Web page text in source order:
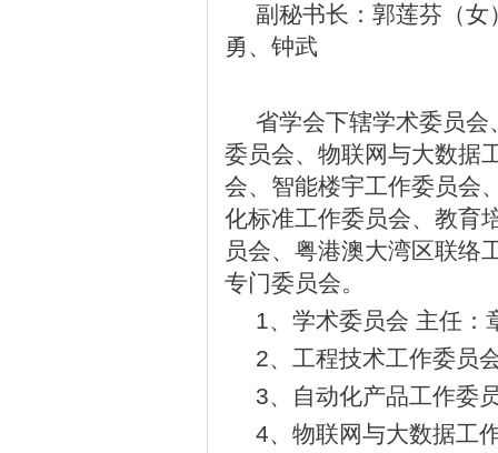
副秘书长：郭莲芬（
勇、钟武
省学会下辖学术委员
委员会、物联网与大数据
会、智能楼宇工作委员会
化标准工作委员会、教育
员会、粤港澳大湾区联络
专门委员会。
1、学术委员会 主任：
2、工程技术工作委员
3、自动化产品工作委
4、物联网与大数据工